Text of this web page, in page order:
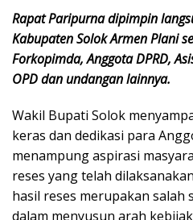
Rapat Paripurna dipimpin
Kabupaten Solok Armen Plani
Forkopimda, Anggota DPRD,
OPD dan undangan lainnya.
Wakil Bupati Solok
keras dan dedikasi para
menampung aspirasi
reses yang telah
hasil reses merupakan
dalam menyusun arah